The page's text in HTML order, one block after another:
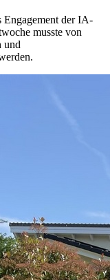
Engagement der IA-
musste von
und